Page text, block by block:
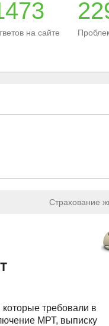
на сайте
Страхование
требовали в
МРТ, выписку